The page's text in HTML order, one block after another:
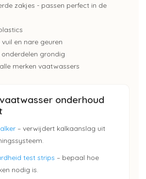
zakjes - passen perfect in de
en nare geuren
onderdelen grondig
merken vaatwassers
onderhoud
– verwijdert kalkaanslag uit
test strips – bepaal hoe
nodig is.